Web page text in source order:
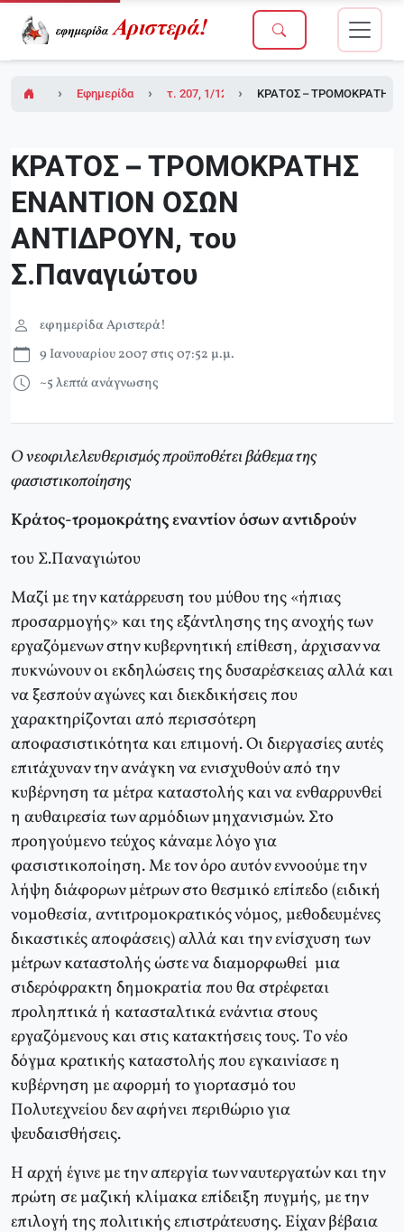
Εφημερίδα Αριστερά!τ. 207, 1/12/2006 ΚΡΑΤΟΣ – ΤΡΟΜΟΚΡΑΤΗΣ
ΚΡΑΤΟΣ – ΤΡΟΜΟΚΡΑΤΗΣ
ΕΝΑΝΤΙΟΝ ΟΣΩΝ
ΑΝΤΙΔΡΟΥΝ, του
Σ.Παναγιώτου
εφημερίδα Αριστερά!
9 Ιανουαρίου 2007 στις 07:52 μ.μ.
~5 λεπτά ανάγνωσης
O νεοφιλελευθερισμός προϋποθέτει βάθεμα της
φασιστικοποίησης
Kράτος-τρομοκράτης εναντίον όσων αντιδρούν
του Σ.Παναγιώτου
Μαζί με την κατάρρευση του μύθου της «ήπιας
προσαρμογής» και της εξάντλησης της ανοχής των
εργαζόμενων στην κυβερνητική επίθεση, άρχισαν να
πυκνώνουν οι εκδηλώσεις της δυσαρέσκειας αλλά και
να ξεσπούν αγώνες και διεκδικήσεις που
χαρακτηρίζονται από περισσότερη
αποφασιστικότητα και επιμονή. Oι διεργασίες αυτές
επιτάχυναν την ανάγκη να ενισχυθούν από την
κυβέρνηση τα μέτρα καταστολής και να ενθαρρυνθεί
η αυθαιρεσία των αρμόδιων μηχανισμών. Στο
προηγούμενο τεύχος κάναμε λόγο για
φασιστικοποίηση. Mε τον όρο αυτόν εννοούμε την
λήψη διάφορων μέτρων στο θεσμικό επίπεδο (ειδική
νομοθεσία, αντιτρομοκρατικός νόμος, μεθοδευμένες
δικαστικές αποφάσεις) αλλά και την ενίσχυση των
μέτρων καταστολής ώστε να διαμορφωθεί μια
σιδερόφρακτη δημοκρατία που θα στρέφεται
προληπτικά ή κατασταλτικά ενάντια στους
εργαζόμενους και στις κατακτήσεις τους. Tο νέο
δόγμα κρατικής καταστολής που εγκαινίασε η
κυβέρνηση με αφορμή το γιορτασμό του
Πολυτεχνείου δεν αφήνει περιθώριο για
ψευδαισθήσεις.
H αρχή έγινε με την απεργία των ναυτεργατών και την
πρώτη σε μαζική κλίμακα επίδειξη πυγμής, με την
επιλογή της πολιτικής επιστράτευσης. Eίχαν βέβαια